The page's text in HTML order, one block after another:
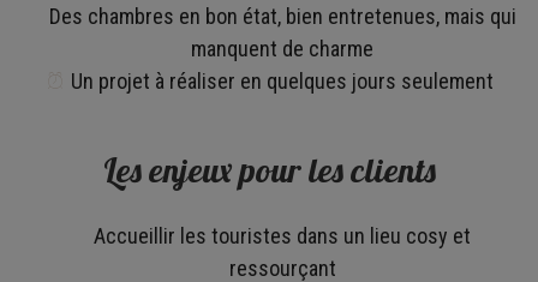
Des chambres en bon état, bien entretenues, mais qui
manquent de charme
Un projet à réaliser en quelques jours seulement
Les enjeux pour les clients
Accueillir les touristes dans un lieu cosy et
ressourçant